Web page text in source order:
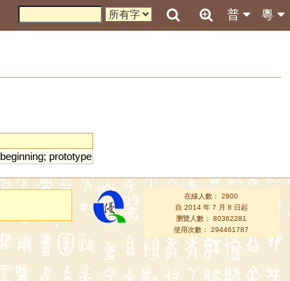
粵
普
beginning; prototype
在線人數： 2800
自 2014 年 7 月 8 日起
瀏覽人數： 80362281
使用次數： 294461787